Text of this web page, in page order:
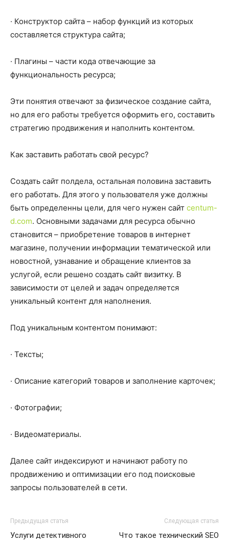
· Конструктор сайта – набор функций из которых
составляется структура сайта;
· Плагины – части кода отвечающие за
функциональность ресурса;
Эти понятия отвечают за физическое создание сайта,
но для его работы требуется оформить его, составить
стратегию продвижения и наполнить контентом.
Как заставить работать свой ресурс?
Создать сайт полдела, остальная половина заставить
его работать. Для этого у пользователя уже должны
быть определенны цели, для чего нужен сайт centum-
d.com. Основными задачами для ресурса обычно
становится – приобретение товаров в интернет
магазине, получении информации тематической или
новостной, узнавание и обращение клиентов за
услугой, если решено создать сайт визитку. В
зависимости от целей и задач определяется
уникальный контент для наполнения.
Под уникальным контентом понимают:
· Тексты;
· Описание категорий товаров и заполнение карточек;
· Фотографии;
· Видеоматериалы.
Далее сайт индексируют и начинают работу по
продвижению и оптимизации его под поисковые
запросы пользователей в сети.
Предыдущая статья
Услуги детективного
Следующая статья
Что такое технический SEO